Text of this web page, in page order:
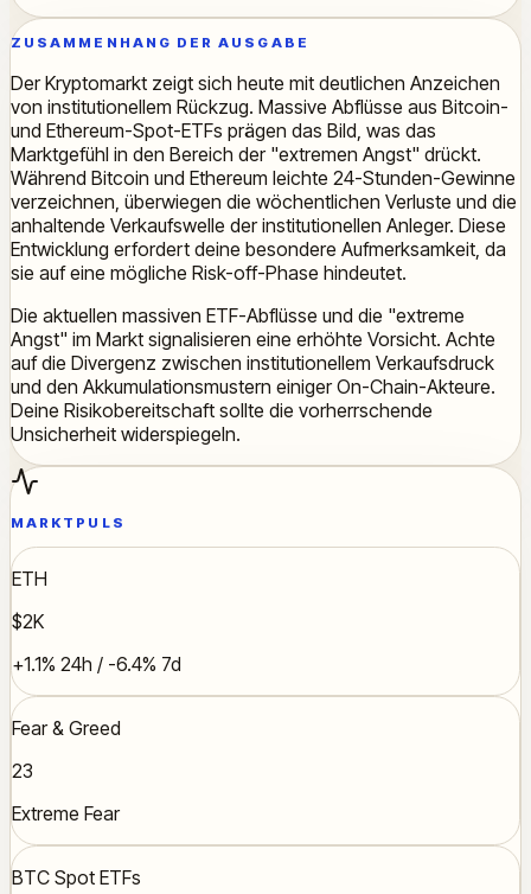
ZUSAMMENHANG DER AUSGABE
Der Kryptomarkt zeigt sich heute mit deutlichen Anzeichen
von institutionellem Rückzug. Massive Abflüsse aus Bitcoin-
und Ethereum-Spot-ETFs prägen das Bild, was das
Marktgefühl in den Bereich der "extremen Angst" drückt.
Während Bitcoin und Ethereum leichte 24-Stunden-Gewinne
verzeichnen, überwiegen die wöchentlichen Verluste und die
anhaltende Verkaufswelle der institutionellen Anleger. Diese
Entwicklung erfordert deine besondere Aufmerksamkeit, da
sie auf eine mögliche Risk-off-Phase hindeutet.
Die aktuellen massiven ETF-Abflüsse und die "extreme
Angst" im Markt signalisieren eine erhöhte Vorsicht. Achte
auf die Divergenz zwischen institutionellem Verkaufsdruck
und den Akkumulationsmustern einiger On-Chain-Akteure.
Deine Risikobereitschaft sollte die vorherrschende
Unsicherheit widerspiegeln.
MARKTPULS
ETH
$2K
+1.1% 24h / -6.4% 7d
Fear & Greed
23
Extreme Fear
BTC Spot ETFs